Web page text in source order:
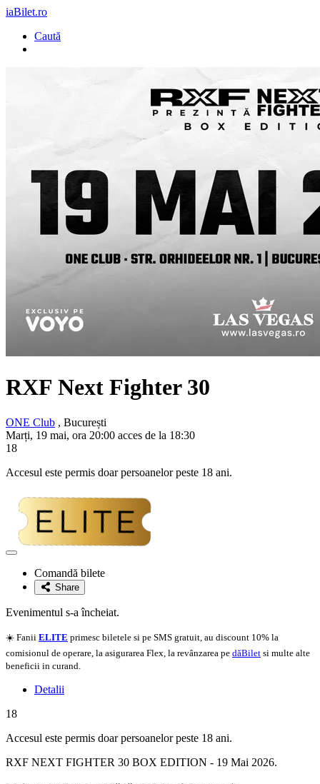
iaBilet.ro
Caută
RXF Next Fighter 30
ONE Club , București
Marți, 19 mai, ora 20:00 acces de la 18:30
18
Accesul este permis doar persoanelor peste 18 ani.
Adaugă
favoriteComandă bilete
Share
Evenimentul s-a încheiat.
☀️ Fanii ELITE primesc biletele si pe SMS gratuit, au discount 10% la
comisionul de operare, la asigurarea Flex, la revânzarea pe dăBilet si multe alte
beneficii in curand.
Detalii
18
Accesul este permis doar persoanelor peste 18 ani.
RXF NEXT FIGHTER 30 BOX EDITION - 19 Mai 2026.